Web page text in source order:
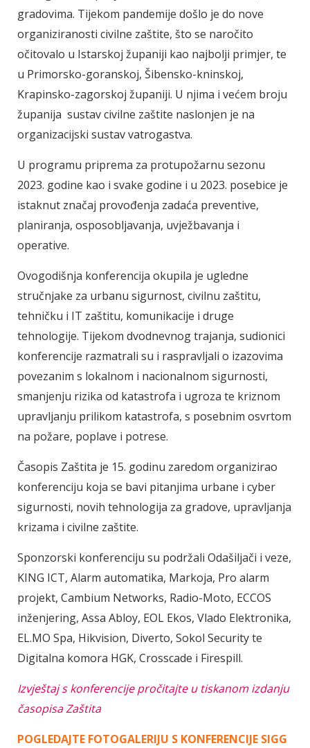
gradovima. Tijekom pandemije došlo je do nove
organiziranosti civilne zaštite, što se naročito
očitovalo u Istarskoj županiji kao najbolji primjer, te
u Primorsko-goranskoj, Šibensko-kninskoj,
Krapinsko-zagorskoj županiji. U njima i većem broju
županija sustav civilne zaštite naslonjen je na
organizacijski sustav vatrogastva.
U programu priprema za protupožarnu sezonu
2023. godine kao i svake godine i u 2023. posebice je
istaknut značaj provođenja zadaća preventive,
planiranja, osposobljavanja, uvježbavanja i
operative.
Ovogodišnja konferencija okupila je ugledne
stručnjake za urbanu sigurnost, civilnu zaštitu,
tehničku i IT zaštitu, komunikacije i druge
tehnologije. Tijekom dvodnevnog trajanja, sudionici
konferencije razmatrali su i raspravljali o izazovima
povezanim s lokalnom i nacionalnom sigurnosti,
smanjenju rizika od katastrofa i ugroza te kriznom
upravljanju prilikom katastrofa, s posebnim osvrtom
na požare, poplave i potrese.
Časopis Zaštita je 15. godinu zaredom organizirao
konferenciju koja se bavi pitanjima urbane i cyber
sigurnosti, novih tehnologija za gradove, upravljanja
krizama i civilne zaštite.
Sponzorski konferenciju su podržali Odašiljači i veze,
KING ICT, Alarm automatika, Markoja, Pro alarm
projekt, Cambium Networks, Radio-Moto, ECCOS
inženjering, Assa Abloy, EOL Ekos, Vlado Elektronika,
EL.MO Spa, Hikvision, Diverto, Sokol Security te
Digitalna komora HGK, Crosscade i Firespill.
Izvještaj s konferencije pročitajte u tiskanom izdanju
časopisa Zaštita
POGLEDAJTE FOTOGALERIJU S KONFERENCIJE SIGG